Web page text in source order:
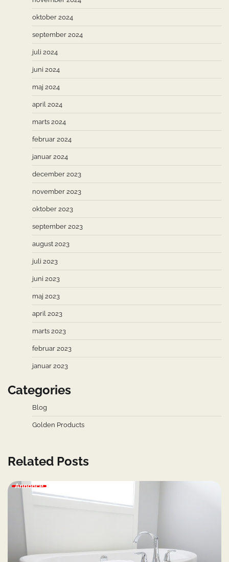
oktober 2024
september 2024
juli 2024
juni 2024
maj 2024
april 2024
marts 2024
februar 2024
januar 2024
december 2023
november 2023
oktober 2023
september 2023
august 2023
juli 2023
juni 2023
maj 2023
april 2023
marts 2023
februar 2023
januar 2023
Categories
Blog
Golden Products
Related Posts
Annonce